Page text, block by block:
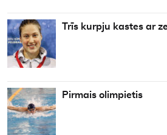
Trīs kurpju kastes ar
Pirmais olimpietis